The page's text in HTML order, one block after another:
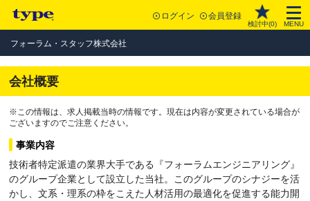
ログイン 会員登録
検討中(0) MENU
フォーラム・スタッフ株式会社
会社概要
※この情報は、求人掲載当時の情報です。現在は内容が変更されている場合が
ございますのでご注意ください。
事業内容
技術者特定派遣の業界大手である『フォーラムエンジニアリング』
のグループ企業として設立した当社。このグループのシナジーを活
かし、文系・理系の枠をこえた人材活用の最適化を促進する能力開